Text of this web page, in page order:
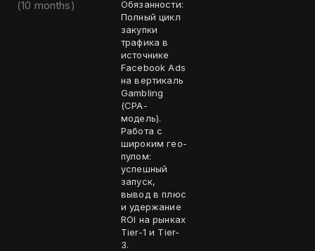
(10 months)
Обязанности:
Полный цикл
закупки
трафика в
источнике
Facebook Ads
на вертикаль
Gambling
(CPA-
модель).
Работа с
широким гео-
пулом:
успешный
запуск,
вывод в плюс
и удержание
ROI на рынках
Tier-1 и Tier-
3.